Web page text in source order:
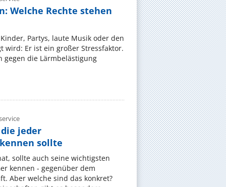
Welche Rechte stehen
Partys, laute Musik oder den
wird: Er ist ein großer Stressfaktor.
gegen die Lärmbelästigung
jeder
sollte
sollte auch seine wichtigsten
kennen - gegenüber dem
Aber welche sind das konkret?